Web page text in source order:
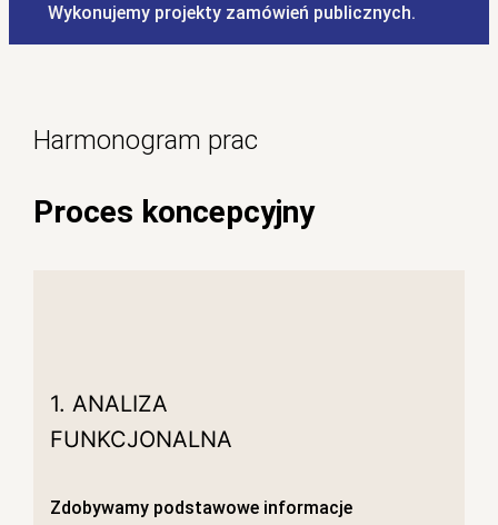
Wykonujemy projekty zamówień publicznych.
Harmonogram prac
Proces koncepcyjny
1. ANALIZA
FUNKCJONALNA
Zdobywamy podstawowe informacje